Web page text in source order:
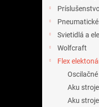
Svietidlá a
Wolfcraft
Flex
Aku
Aku